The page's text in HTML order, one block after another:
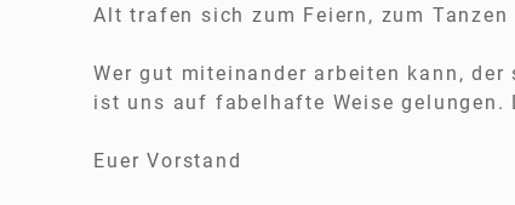
Alt trafen sich zum Feiern, zum Tanzen
Wer gut miteinander arbeiten kann,
ist uns auf fabelhafte Weise gelungen.
Euer Vorstand